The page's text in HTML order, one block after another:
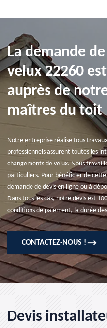
La demande
velux 22260
auprès de
maîtres du toit
Notre entreprise réalise tous
professionnels assurent toutes les
changements de velux. Nous
particuliers. Pour bénéficier de
demande de devis en ligne ou à
Dans tous les cas, notre devis est
conditions de paiement, la durée
CONTACTEZ-NOUS !
Devis